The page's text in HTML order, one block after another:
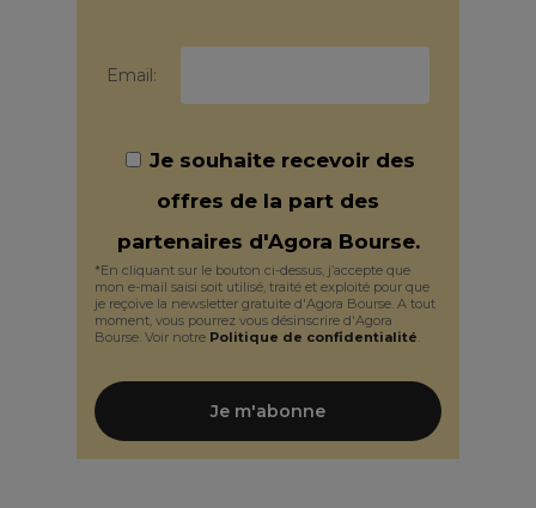
Email:
Je souhaite recevoir des
offres de la part des
partenaires d'Agora Bourse.
*En cliquant sur le bouton ci-dessus, j’accepte que
mon e-mail saisi soit utilisé, traité et exploité pour que
je reçoive la newsletter gratuite d'Agora Bourse. A tout
moment, vous pourrez vous désinscrire d'Agora
Bourse. Voir notre Politique de confidentialité